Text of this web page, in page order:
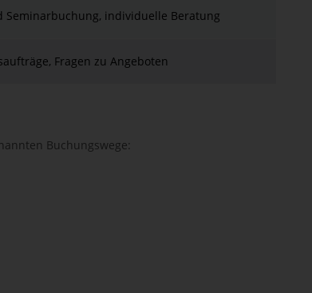
Seminarbuchung, individuelle Beratung
Fragen zu Angeboten
Buchungswege: